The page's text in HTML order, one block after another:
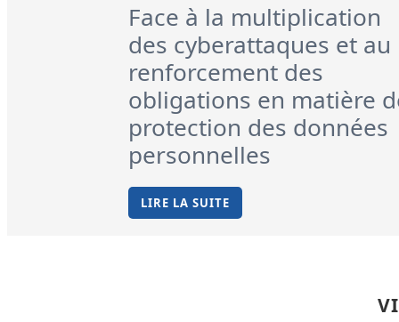
Face à la multiplication
des cyberattaques et au
renforcement des
obligations en matière
protection des données
personnelles
LIRE LA SUITE